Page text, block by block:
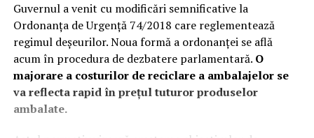
Guvernul a venit cu modificări semnificative la
Ordonanţa de Urgenţă 74/2018 care reglementează
regimul deşeurilor. Noua formă a ordonanţei se află
acum în procedura de dezbatere parlamentară. O
majorare a costurilor de reciclare a ambalajelor se
va reflecta rapid în preţul tuturor produselor
ambalate.